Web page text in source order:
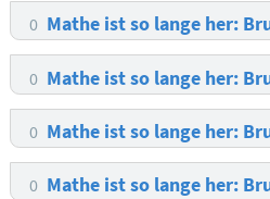
0 Mathe ist so lange her:
0 Mathe ist so lange her:
0 Mathe ist so lange her:
0 Mathe ist so lange her: